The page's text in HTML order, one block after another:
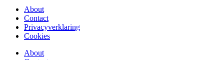
About
Contact
Privacyverklaring
Cookies
About